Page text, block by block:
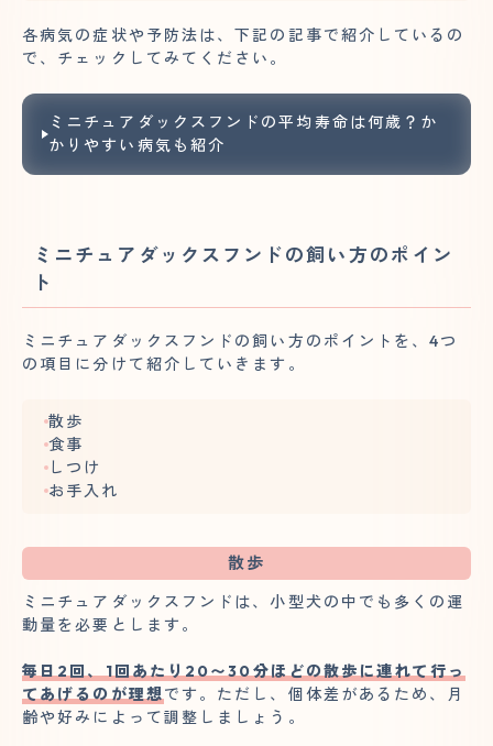
各病気の症状や予防法は、下記の記事で紹介しているの
で、チェックしてみてください。
ミニチュアダックスフンドの平均寿命は何歳？か
かりやすい病気も紹介
ミニチュアダックスフンドの飼い方のポイン
ト
ミニチュアダックスフンドの飼い方のポイントを、4つ
の項目に分けて紹介していきます。
散歩
食事
しつけ
お手入れ
散歩
ミニチュアダックスフンドは、小型犬の中でも多くの運
動量を必要とします。
毎日2回、1回あたり20〜30分ほどの散歩に連れて行っ
てあげるのが理想です。ただし、個体差があるため、月
齢や好みによって調整しましょう。